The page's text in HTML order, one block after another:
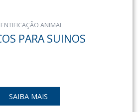
ANIMAL
PARA SUINOS
SAIBA MAIS